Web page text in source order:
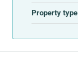
Property type